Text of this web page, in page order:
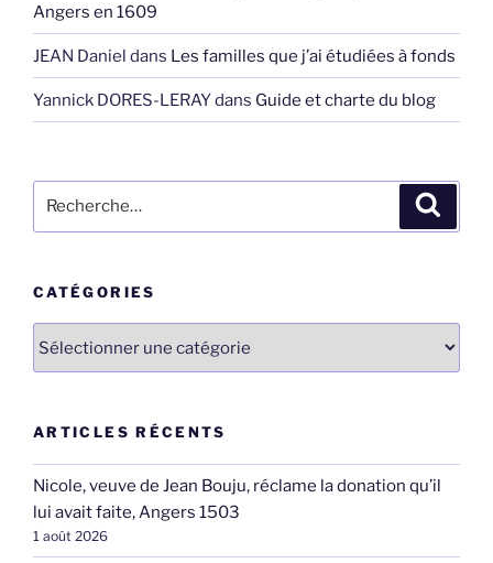
Angers en 1609
JEAN Daniel dans Les familles que j’ai étudiées à fonds
Yannick DORES-LERAYdans Guide et charte du blog
pour
CATÉGORIES
ARTICLES RÉCENTS
Nicole, veuve de Jean Bouju, réclame la donation qu’il
lui avait faite, Angers 1503
1 août 2026